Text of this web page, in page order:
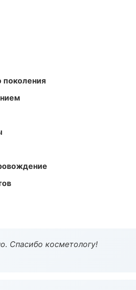
поколения
Спасибо косметологу!